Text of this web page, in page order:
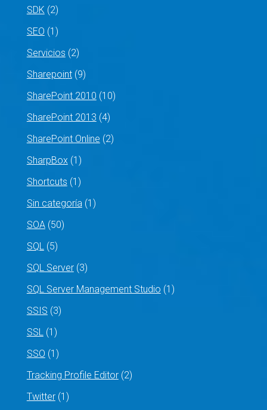
SDK (2)
SEO (1)
Servicios (2)
Sharepoint(9)
SharePoint 2010 (10)
SharePoint 2013 (4)
SharePoint Online (2)
SharpBox(1)
Shortcuts (1)
Sin categoría(1)
SOA(50)
SQL(5)
SQL Server(3)
SQL Server Management Studio (1)
SSIS (3)
SSL(1)
SSO (1)
Tracking Profile Editor(2)
Twitter(1)